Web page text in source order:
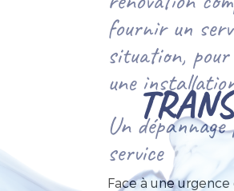
fournir un
situation,
une
Un
service
Face à une